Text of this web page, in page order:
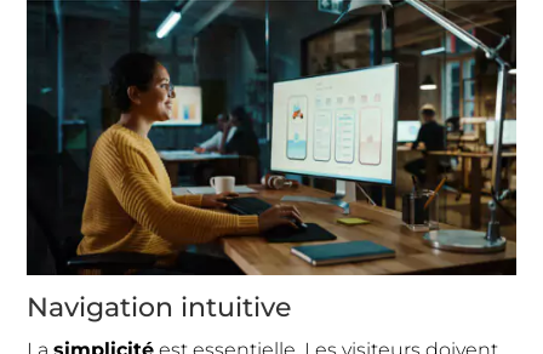
Navigation intuitive
Lasimplicité est essentielle. Les visiteurs doivent